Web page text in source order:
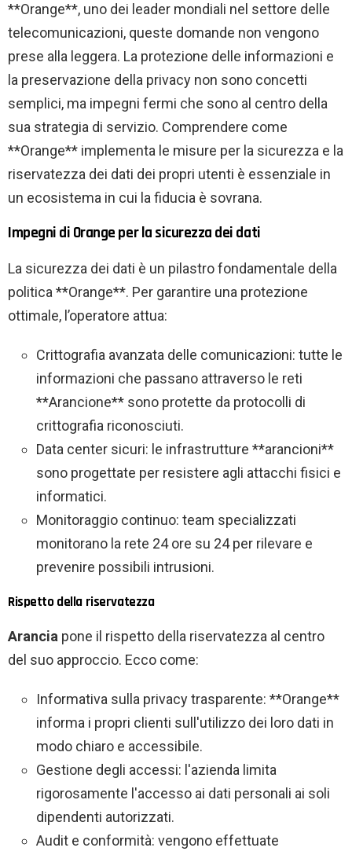
**Orange**, uno dei leader mondiali nel settore delle
telecomunicazioni, queste domande non vengono
prese alla leggera. La protezione delle informazioni e
la preservazione della privacy non sono concetti
semplici, ma impegni fermi che sono al centro della
sua strategia di servizio. Comprendere come
**Orange** implementa le misure per la sicurezza e la
riservatezza dei dati dei propri utenti è essenziale in
un ecosistema in cui la fiducia è sovrana.
Impegni di Orange per la sicurezza dei dati
La sicurezza dei dati è un pilastro fondamentale della
politica **Orange**. Per garantire una protezione
ottimale, l’operatore attua:
Crittografia avanzata delle comunicazioni: tutte le
informazioni che passano attraverso le reti
**Arancione** sono protette da protocolli di
crittografia riconosciuti.
Data center sicuri: le infrastrutture **arancioni**
sono progettate per resistere agli attacchi fisici e
informatici.
Monitoraggio continuo: team specializzati
monitorano la rete 24 ore su 24 per rilevare e
prevenire possibili intrusioni.
Rispetto della riservatezza
Arancia pone il rispetto della riservatezza al centro
del suo approccio. Ecco come:
Informativa sulla privacy trasparente: **Orange**
informa i propri clienti sull'utilizzo dei loro dati in
modo chiaro e accessibile.
Gestione degli accessi: l'azienda limita
rigorosamente l'accesso ai dati personali ai soli
dipendenti autorizzati.
Audit e conformità: vengono effettuate